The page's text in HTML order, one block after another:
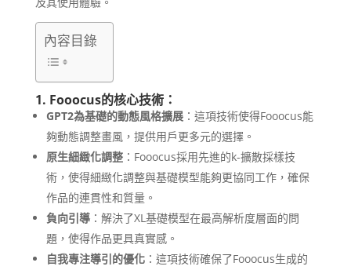
內容目錄
1. Fooocus的核心技術：
GPT2為基礎的動態風格擴展：這項技術使得Fooocus能
夠動態調整畫風，提供用戶更多元的選擇。
原生細緻化調整：Fooocus採用先進的k-擴散採樣技
術，使得細緻化調整與基礎模型能夠更協同工作，確保
作品的連貫性和質量。
負向引導：解決了XL基礎模型在最高解析度層面的問
題，使得作品更具真實感。
自我專注導引的優化：這項技術確保了Fooocus生成的